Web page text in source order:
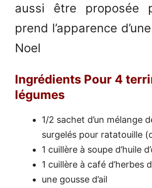
aussi être proposée
prend l’apparence
Noel
Ingrédients Pour 4
légumes
1/2 sachet d’un mélange
surgelés pour ratatouille
1 cuillère à soupe d’huile
1 cuillère à café d’herbes
une gousse d’ail